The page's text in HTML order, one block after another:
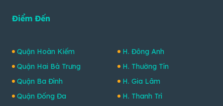
Điểm Đến
Quận Hoàn Kiếm
Quận Hai Bà Trưng
Quận Ba Đình
Quận Đống Đa
H. Đông Anh
H. Thường Tín
H. Gia Lâm
H. Thanh Trì